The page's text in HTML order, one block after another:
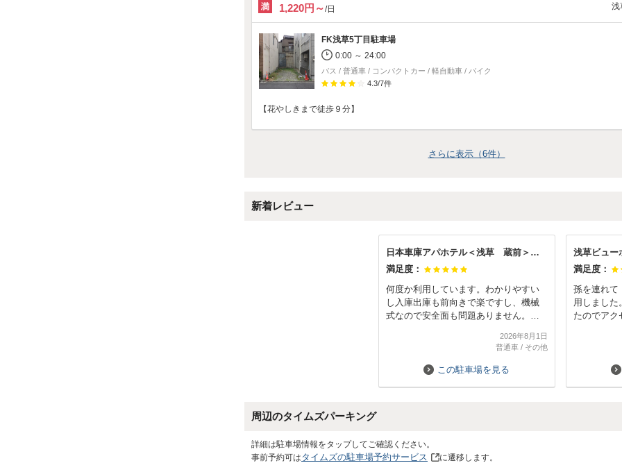
1,220円～/日 浅
FK浅草5丁目駐車場
0:00 ～ 24:00
バス / 普通車 / コンパクトカー / 軽自動車 / バイク
4.3/7件
【花やしきまで徒歩９分】
さらに表示（6件）
新着レビュー
日本車庫アパホテル＜浅草 蔵前＞駐車場
満足度：
何度か利用しています。わかりやすい
し入庫出庫も前向きで楽ですし、機械
式なので安全面も問題ありません。管
感じがいいです。浅草蔵前に行くとき
2026年8月1日
普通車/ その他
この駐車場を見る
満足度：
孫を連れて
用しました
たのでアク
お勧めです
周辺のタイムズパーキング
詳細は駐車場情報をタップしてご確認ください。
事前予約可はタイムズの駐車場予約サービス に遷移します。